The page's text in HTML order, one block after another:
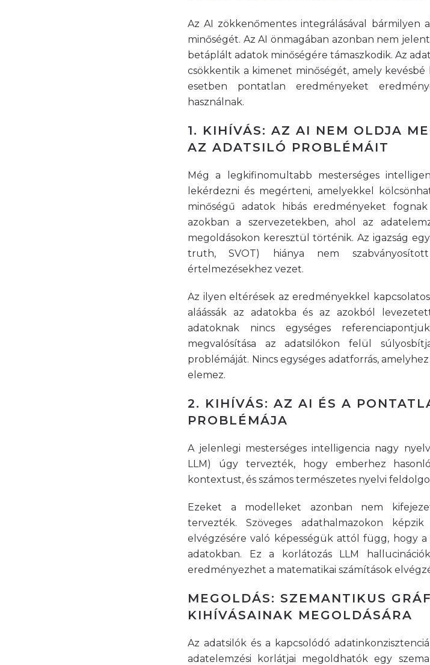
Az AI zökkenőmentes integrálásával bármilyen
minőségét. Az AI önmagában azonban nem
betáplált adatok minőségére támaszkodik. Az
csökkentik a kimenet minőségét, amely
esetben pontatlan eredményeket
használnak.
1. KIHÍVÁS: AZ AI NEM OLDJA
AZ ADATSILÓ PROBLÉMÁIT
Még a legkifinomultabb mesterséges
lekérdezni és megérteni, amelyekkel
minőségű adatok hibás eredményeket
azokban a szervezetekben, ahol az
megoldásokon keresztül történik. Az igazság
truth, SVOT) hiánya nem
értelmezésekhez vezet.
Az ilyen eltérések az eredményekkel
aláássák az adatokba és az azokból
adatoknak nincs egységes
megvalósítása az adatsilókon felül
problémáját. Nincs egységes adatforrás,
elemez.
2. KIHÍVÁS: AZ AI ÉS A
PROBLÉMÁJA
A jelenlegi mesterséges intelligencia nagy
LLM) úgy tervezték, hogy emberhez
kontextust, és számos természetes nyelvi
Ezeket a modelleket azonban nem
tervezték. Szöveges adathalmazokon
elvégzésére való képességük attól függ, hogy
adatokban. Ez a korlátozás LLM
eredményezhet a matematikai számítások
MEGOLDÁS: SZEMANTIKUS
KIHÍVÁSAINAK MEGOLDÁSÁRA
Az adatsilók és a kapcsolódó
adatelemzési korlátjai megoldhatók egy